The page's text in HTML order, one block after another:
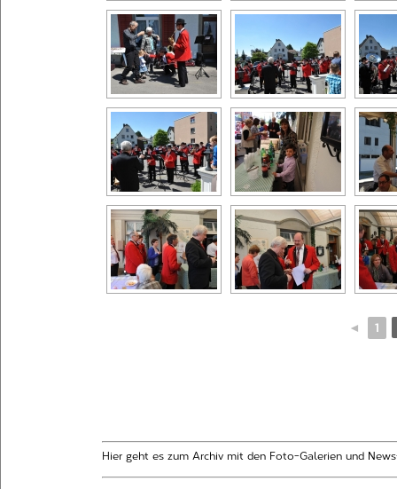
◄ 1
Hier geht es zum Archiv mit den Foto-Galerien und